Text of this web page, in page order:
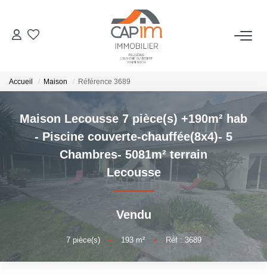
VENTES
NOTRE AGENCE
Qui Sommes Nous
Notre Équipe
Nous Rejoindre
Nos Actualités
CONTACT
Accueil Maison Référence 3689
Maison Lecousse 7 pièce(s) +190m² hab
- Piscine couverte-chauffée(8x4)- 5
Chambres- 5081m² terrain
Lecousse
Vendu
7pièce(s) • 193m² • Réf : 3689